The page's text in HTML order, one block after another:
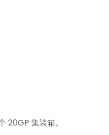
20GP 集装箱。